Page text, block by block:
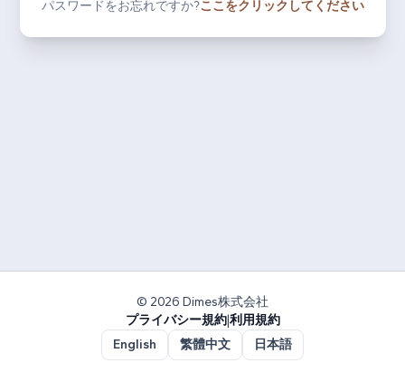
パスワードをお忘れですか?ここをクリックしてください
© 2026 Dimes株式会社
プライバシー規約|利用規約
English
繁體中文 日本語